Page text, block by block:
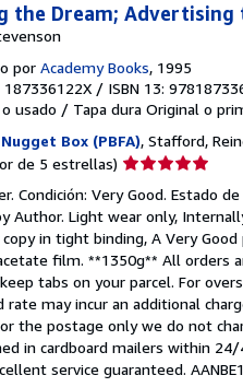
the Dream;
por Academy Books, 1995
187336122X / ISBN 13:
usado / Tapa dura Original o
Nugget Box (PBFA), Stafford,
de 5 estrellas) Calificación
vendedor:
5
de
5
estrellas
Condición: Very Good. Estado
Author. Light wear only,
in tight binding, A Very
film. **1350g** All orders
tabs on your parcel. For
rate may incur an additional
the postage only we do not
in cardboard mailers within
service guaranteed.